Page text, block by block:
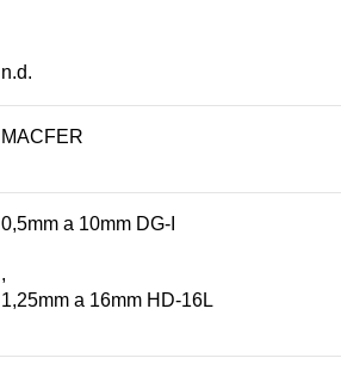
n.d.
MACFER
0,5mm a 10mm DG-I
,
1,25mm a 16mm HD-16L